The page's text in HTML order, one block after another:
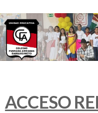
ACCESO